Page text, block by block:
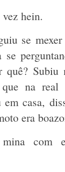
hein.
se
se
quê?
que na
em casa,
era
com